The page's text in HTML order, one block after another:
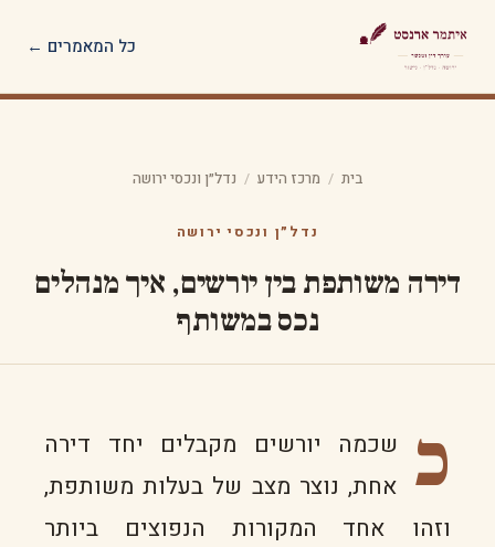
כל המאמרים ←
בית / מרכז הידע / נדל״ן ונכסי ירושה
נדל״ן ונכסי ירושה
דירה משותפת בין יורשים, איך מנהלים
נכס במשותף
כ שכמה יורשים מקבלים יחד דירה
אחת, נוצר מצב של בעלות משותפת,
וזהו אחד המקורות הנפוצים ביותר